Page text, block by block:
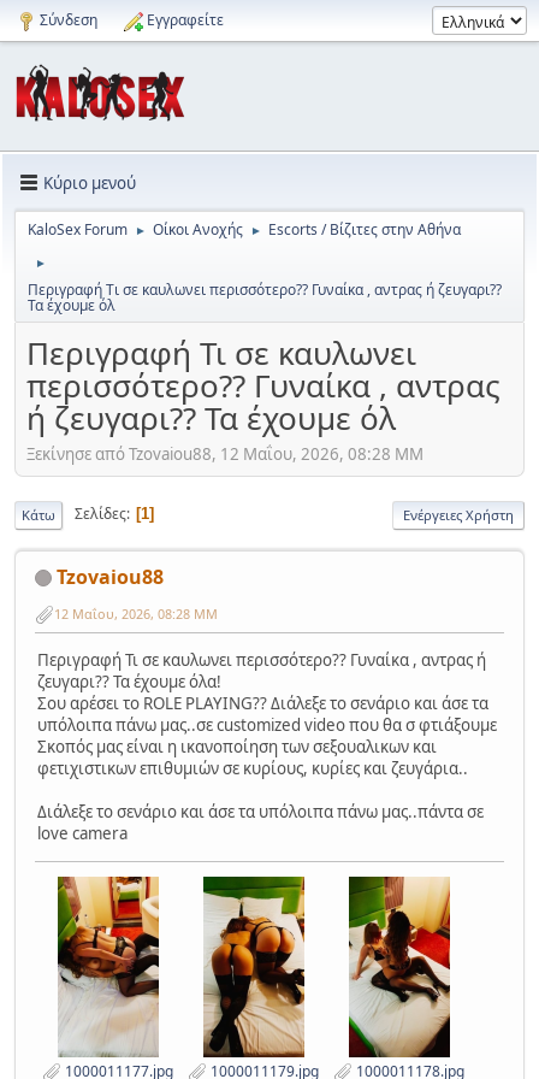
Σύνδεση Εγγραφείτε
Κύριο μενού
KaloSex Forum ► Οίκοι Ανοχής ► Escorts / Βίζιτες στην Αθήνα
►
Περιγραφή Τι σε καυλωνει περισσότερο?? Γυναίκα , αντρας ή ζευγαρι??
Τα έχουμε όλ
Περιγραφή Τι σε καυλωνει
περισσότερο?? Γυναίκα , αντρας
ή ζευγαρι?? Τα έχουμε όλ
Ξεκίνησε από Tzovaiou88, 12 Μαΐου, 2026, 08:28 ΜΜ
Κάτω Σελίδες 1 Ενέργειες Χρήστη
Tzovaiou88
12 Μαΐου, 2026, 08:28 ΜΜ
Περιγραφή Τι σε καυλωνει περισσότερο?? Γυναίκα , αντρας ή
ζευγαρι?? Τα έχουμε όλα!
Σου αρέσει το ROLE PLAYING?? Διάλεξε το σενάριο και άσε τα
υπόλοιπα πάνω μας..σε customized video που θα σ φτιάξουμε
Σκοπός μας είναι η ικανοποίηση των σεξουαλικων και
φετιχιστικων επιθυμιών σε κυρίους, κυρίες και ζευγάρια..
Διάλεξε το σενάριο και άσε τα υπόλοιπα πάνω μας..πάντα σε
love camera
1000011177.jpg 1000011179.jpg 1000011178.jpg